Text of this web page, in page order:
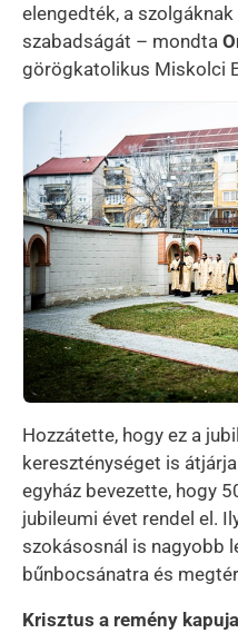
elengedték, a
szabadságát – mondta
görögkatolikus Miskolci
Kép
Hozzátette, hogy ez a
kereszténységet is
egyház bevezette, hogy
jubileumi évet rendel el.
szokásosnál is nagyobb
bűnbocsánatra és
Krisztus a remény kapuja